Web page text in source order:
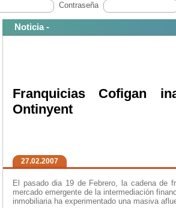
Contraseña
Noticia -
Franquicias Cofigan
Ontinyent
27.02.2007
El pasado dia 19 de Febrero, la cadena de
mercado emergente de la intermediación
inmobiliaria ha experimentado una masiva